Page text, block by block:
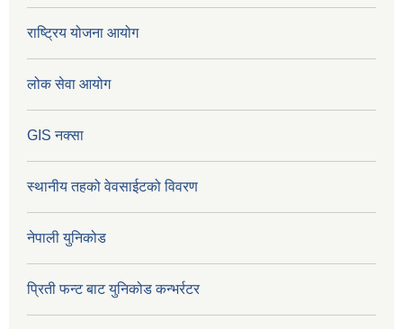
राष्ट्रिय योजना आयोग
लोक सेवा आयोग
GIS नक्सा
स्थानीय तहको वेवसाईटको विवरण
नेपाली युनिकोड
प्रिती फन्ट बाट युनिकोड कन्भर्रटर